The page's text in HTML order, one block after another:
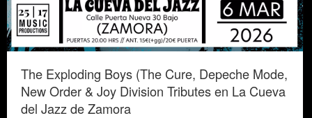
The Exploding Boys (The Cure, Depeche Mode,
New Order & Joy Division Tributes en La Cueva
del Jazz de Zamora